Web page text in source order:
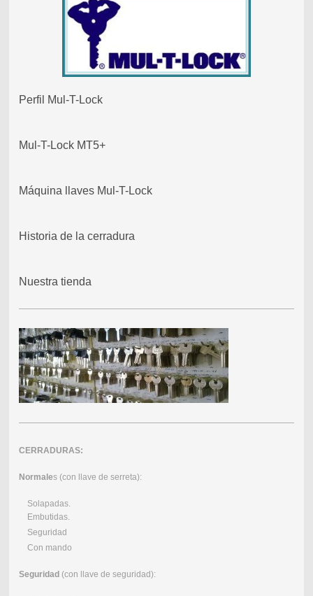
Perfil Mul-T-Lock
Mul-T-Lock MT5+
Máquina llaves Mul-T-Lock
Historia de la cerradura
Nuestra tienda
CERRADURAS:
Normales (con llave de serreta):
Solapadas.
Embutidas.
Seguridad
Con mando
Seguridad(con llave de seguridad):